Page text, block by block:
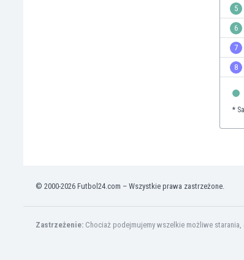
Hong Kong
Irak
5
6
7
8
*
© 2000-2026 Futbol24.com – Wszystkie prawa zastrzeżone.
Zastrzeżenie: Chociaż podejmujemy wszelkie możliwe